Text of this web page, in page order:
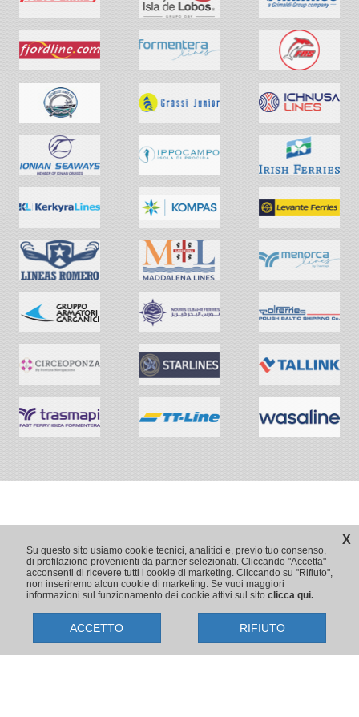
X
Su questo sito usiamo cookie tecnici, analitici e, previo tuo consenso,
di profilazione provenienti da partner selezionati. Cliccando "Accetta"
acconsenti di ricevere tutti i cookie di marketing. Cliccando su "Rifiuto",
non inseriremo alcun cookie di marketing. Se vuoi maggiori
informazioni sul funzionamento dei cookie attivi sul sito clicca qui.
ACCETTO RIFIUTO